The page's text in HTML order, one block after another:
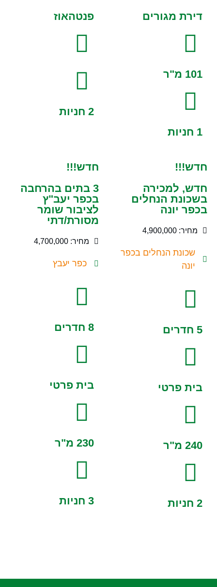
דירת מגורים
101 מ"ר
1 חניות
פנטהאוז
2 חניות
חדש!!!
חדש, למכירה
בשכונת הנחלים
בכפר יונה
מחיר: 4,900,000
שכונת הנחלים בכפר
יונה
5 חדרים
בית פרטי
240 מ"ר
2 חניות
חדש!!!
3 בתים בהרחבה
בכפר יעב"ץ
לציבור שומר
מסורת/דתי
מחיר: 4,700,000
כפר יעבץ
8 חדרים
בית פרטי
230 מ"ר
3 חניות